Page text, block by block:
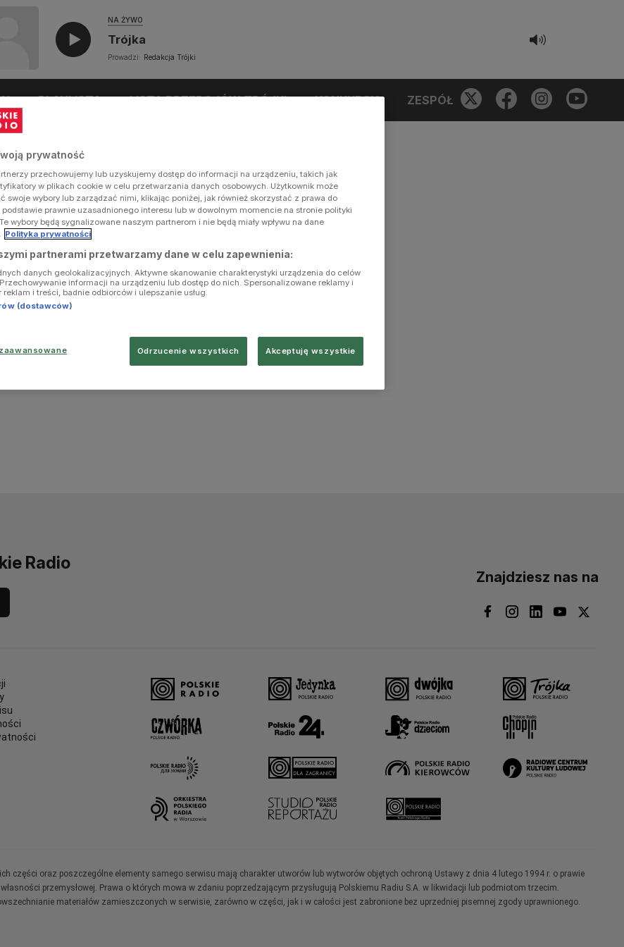
NA ŻYWO
Trójka
Prowadzi: Redakcja Trójki
PLAYLISTA LISTA PRZEBOJÓW TRÓJKI KONKURSY ZESPÓŁ
Radio
Znajdziesz nas na
części oraz poszczególne elementy samego serwisu mają charakter utworów lub wytworów objętych ochroną Ustawy z dnia 4 lutego 1994 r. o prawie
przemysłowej. Prawa o których mowa w zdaniu poprzedzającym przysługują Polskiemu Radiu S.A. w likwidacji lub podmiotom trzecim.
materiałów zamieszczonych w serwisie, zarówno w części, jak i w całości jest zabronione bez uprzedniej pisemnej zgody uprawnionego.
prywatność
przechowujemy lub uzyskujemy dostęp do informacji na urządzeniu, takich jak
w plikach cookie w celu przetwarzania danych osobowych. Użytkownik może
swoje wybory lub zarządzać nimi, klikając poniżej, jak również skorzystać z prawa do
podstawie prawnie uzasadnionego interesu lub w dowolnym momencie na stronie polityki
wybory będą sygnalizowane naszym partnerom i nie będą miały wpływu na dane
Polityka prywatności
partnerami przetwarzamy dane w celu zapewnienia:
danych geolokalizacyjnych. Aktywne skanowanie charakterystyki urządzenia do celów
informacji na urządzeniu lub dostęp do nich. Spersonalizowane reklamy i
reklam i treści, badnie odbiorców i ulepszanie usług.
(dostawców)
Odrzucenie wszystkich Akceptuję wszystkie